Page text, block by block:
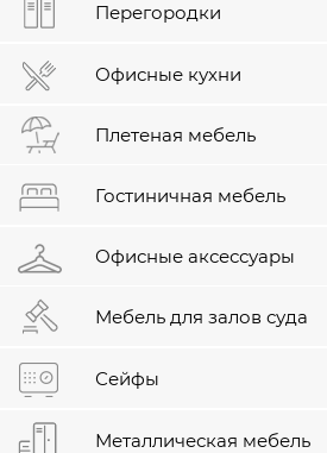
Перегородки
Офисные кухни
Плетеная мебель
Гостиничная мебель
Офисные аксессуары
Мебель для залов суда
Сейфы
Металлическая мебель